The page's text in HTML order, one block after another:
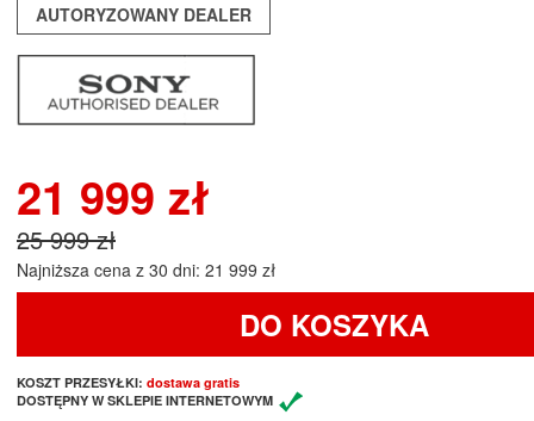
AUTORYZOWANY DEALER
21 999 zł
25 999 zł
Najniższa cena z 30 dni: 21 999 zł
DO KOSZYKA
KOSZT PRZESYŁKI: dostawa gratis
DOSTĘPNY W SKLEPIE INTERNETOWYM